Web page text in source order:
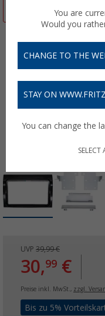
UVP 39,99 €
30,99 €
Preise inkl. MwSt., zzgl.
Bis zu 5%
You are
Would you
CHANGE TO THE
STAY ON
You can change the